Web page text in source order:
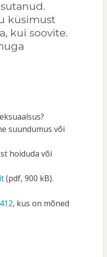
küsimust
kui soovite.
suundumus või
hoiduda või
(pdf, 900 kB).
, kus on mõned